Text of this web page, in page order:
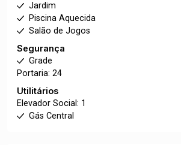
Jardim
Piscina Aquecida
Salão de Jogos
Segurança
Grade
Portaria: 24
Utilitários
Elevador Social: 1
Gás Central